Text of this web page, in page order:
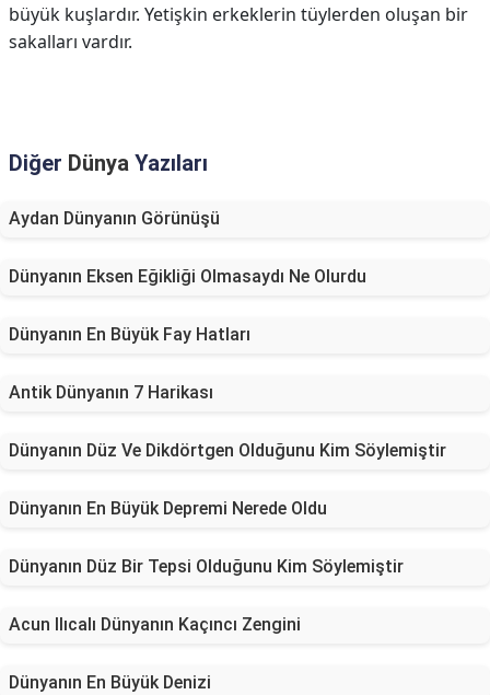
büyük kuşlardır. Yetişkin erkeklerin tüylerden oluşan bir
sakalları vardır.
Diğer Dünya Yazıları
Aydan Dünyanın Görünüşü
Dünyanın Eksen Eğikliği Olmasaydı Ne Olurdu
Dünyanın En Büyük Fay Hatları
Antik Dünyanın 7 Harikası
Dünyanın Düz Ve Dikdörtgen Olduğunu Kim Söylemiştir
Dünyanın En Büyük Depremi Nerede Oldu
Dünyanın Düz Bir Tepsi Olduğunu Kim Söylemiştir
Acun Ilıcalı Dünyanın Kaçıncı Zengini
Dünyanın En Büyük Denizi